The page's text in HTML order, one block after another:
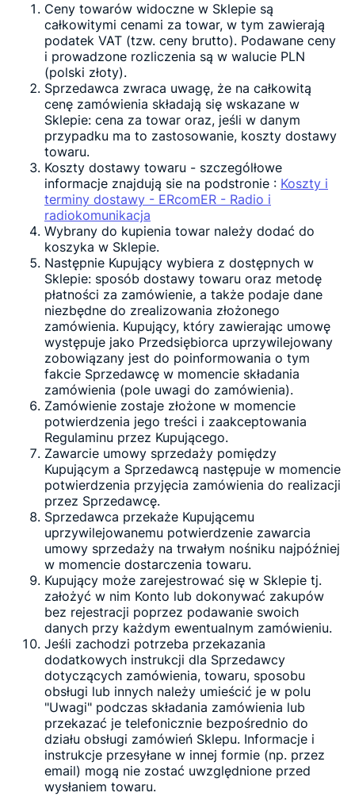
Ceny towarów widoczne w Sklepie są
całkowitymi cenami za towar, w tym zawierają
podatek VAT (tzw. ceny brutto). Podawane ceny
i prowadzone rozliczenia są w walucie PLN
(polski złoty).
Sprzedawca zwraca uwagę, że na całkowitą
cenę zamówienia składają się wskazane w
Sklepie: cena za towar oraz, jeśli w danym
przypadku ma to zastosowanie, koszty dostawy
towaru.
Koszty dostawy towaru - szczególłowe
informacje znajdują sie na podstronie : Koszty i
terminy dostawy - ERcomER - Radio i
radiokomunikacja
Wybrany do kupienia towar należy dodać do
koszyka w Sklepie.
Następnie Kupujący wybiera z dostępnych w
Sklepie: sposób dostawy towaru oraz metodę
płatności za zamówienie, a także podaje dane
niezbędne do zrealizowania złożonego
zamówienia. Kupujący, który zawierając umowę
występuje jako Przedsiębiorca uprzywilejowany
zobowiązany jest do poinformowania o tym
fakcie Sprzedawcę w momencie składania
zamówienia (pole uwagi do zamówienia).
Zamówienie zostaje złożone w momencie
potwierdzenia jego treści i zaakceptowania
Regulaminu przez Kupującego.
Zawarcie umowy sprzedaży pomiędzy
Kupującym a Sprzedawcą następuje w momencie
potwierdzenia przyjęcia zamówienia do realizacji
przez Sprzedawcę.
Sprzedawca przekaże Kupującemu
uprzywilejowanemu potwierdzenie zawarcia
umowy sprzedaży na trwałym nośniku najpóźniej
w momencie dostarczenia towaru.
Kupujący może zarejestrować się w Sklepie tj.
założyć w nim Konto lub dokonywać zakupów
bez rejestracji poprzez podawanie swoich
danych przy każdym ewentualnym zamówieniu.
Jeśli zachodzi potrzeba przekazania
dodatkowych instrukcji dla Sprzedawcy
dotyczących zamówienia, towaru, sposobu
obsługi lub innych należy umieścić je w polu
"Uwagi" podczas składania zamówienia lub
przekazać je telefonicznie bezpośrednio do
działu obsługi zamówień Sklepu. Informacje i
instrukcje przesyłane w innej formie (np. przez
email) mogą nie zostać uwzględnione przed
wysłaniem towaru.